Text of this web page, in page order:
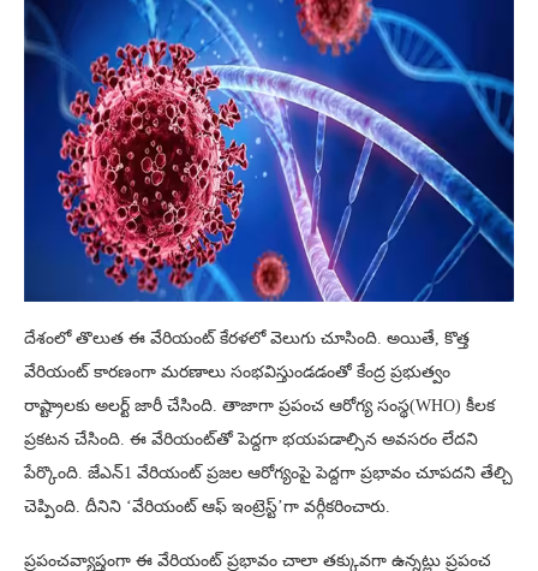
దేశంలో తొలుత ఈ వేరియంట్‌ కేరళలో వెలుగు చూసింది. అయితే, కొత్త
వేరియంట్ కారణంగా మరణాలు సంభవిస్తుండడంతో కేంద్ర ప్రభుత్వం
రాష్ట్రాలకు అలర్ట్ జారీ చేసింది. తాజాగా ప్రపంచ ఆరోగ్య సంస్థ(WHO) కీలక
ప్రకటన చేసింది. ఈ వేరియంట్‌తో పెద్దగా భయపడాల్సిన అవసరం లేదని
పేర్కొంది. జేఎన్‌1 వేరియంట్ ప్రజల ఆరోగ్యంపై పెద్దగా ప్రభావం చూపదని తేల్చి
చెప్పింది. దీనిని ‘వేరియంట్‌ ఆఫ్‌ ఇంట్రెస్ట్‌’గా వర్గీకరించారు.
ప్రపంచవ్యాప్తంగా ఈ వేరియంట్‌ ప్రభావం చాలా తక్కువగా ఉన్నట్లు ప్రపంచ